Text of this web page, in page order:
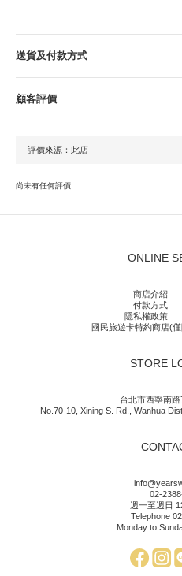
送貨及付款方式
顧客評價
尚未有任何評價
ONLINE
商店介紹
付款方式
隱私權政策
國民旅遊卡特約商店(
STORE
台北市西寧南
No.70-10, Xining S. Rd., Wanhua
02-
週一至週日
Telephone
Monday to